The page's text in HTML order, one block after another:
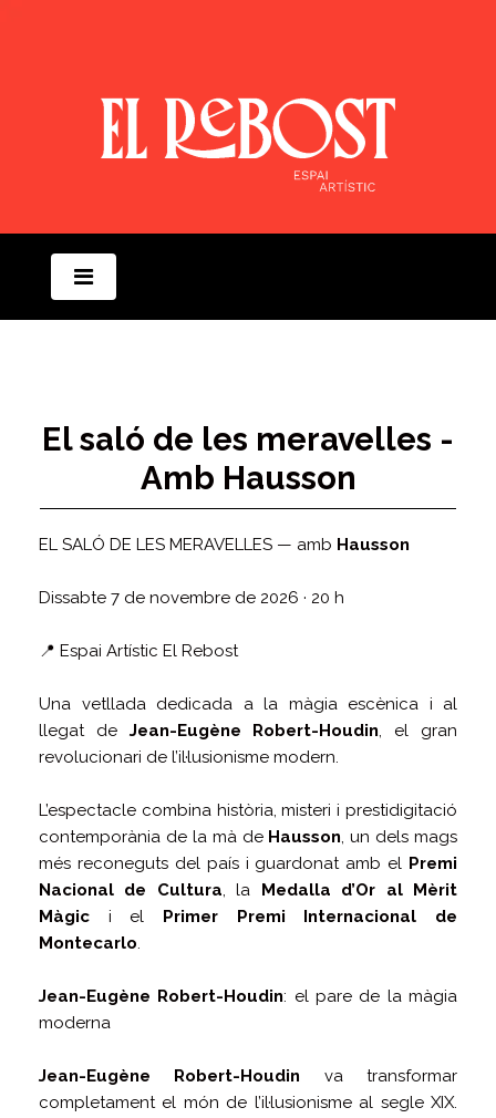
El saló de les meravelles -
Amb Hausson
EL SALÓ DE LES MERAVELLES — amb Hausson
Dissabte 7 de novembre de 2026 · 20 h
📍 Espai Artístic El Rebost
Una vetllada dedicada a la màgia escènica i al
llegat de Jean-Eugène Robert-Houdin, el gran
revolucionari de l’il·lusionisme modern.
L’espectacle combina història, misteri i prestidigitació
contemporània de la mà de Hausson, un dels mags
més reconeguts del país i guardonat amb el Premi
Nacional de Cultura, la Medalla d’Or al Mèrit
Màgic i el Primer Premi Internacional de
Montecarlo.
Jean-Eugène Robert-Houdin: el pare de la màgia
moderna
Jean-Eugène Robert-Houdin va transformar
completament el món de l’il·lusionisme al segle XIX.